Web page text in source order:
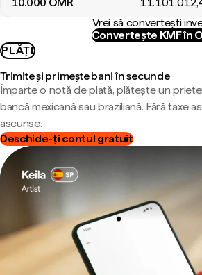
Vrei să convertești
Convertește KMF în
PLĂȚI
Trimite și primește bani în secunde
Împarte o notă de plată, plătește un
bancă mexicană sau braziliană. Fără taxe
ascunse.
Deschide-ți contul gratuit